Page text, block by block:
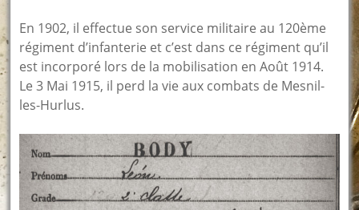
En 1902, il effectue son service militaire au 120ème
régiment d’infanterie et c’est dans ce régiment qu’il
est incorporé lors de la mobilisation en Août 1914.
Le 3 Mai 1915, il perd la vie aux combats de Mesnil-
les-Hurlus.